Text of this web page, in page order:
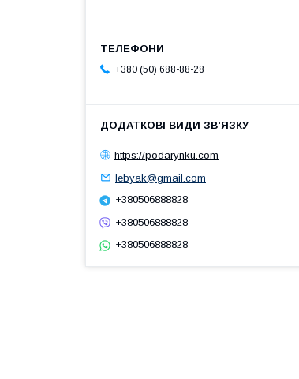
+380 (50) 688-88-28
https://podarynku.com
lebyak@gmail.com
+380506888828
+380506888828
+380506888828